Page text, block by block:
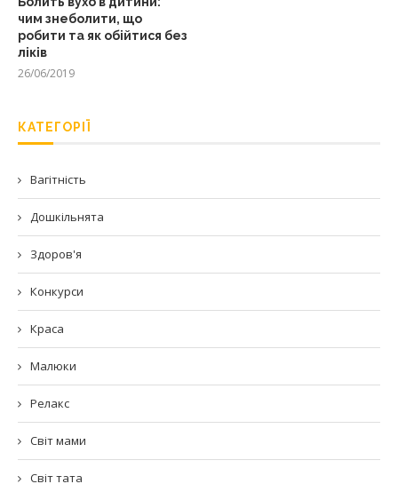
чим знеболити, що
робити та як обійтися без
ліків
26/06/2019
КАТЕГОРІЇ
Вагітність
Дошкільнята
Здоров'я
Конкурси
Краса
Малюки
Релакс
Світ мами
Світ тата